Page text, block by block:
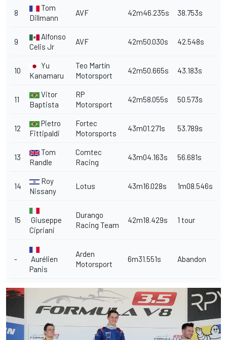
8
Tom
Dillmann
AVF 42m46.235s 38.753s
9
Alfonso
Celis Jr
AVF 42m50.030s 42.548s
10
Yu
Kanamaru
Teo Martín
Motorsport
42m50.665s 43.183s
11
Vitor
Baptista
RP
Motorsport
42m58.055s 50.573s
12
Pietro
Fittipaldi
Fortec
Motorsports
43m01.271s 53.789s
13
Tom
Randle
Comtec
Racing
43m04.163s 56.681s
14
Roy
Nissany
Lotus 43m16.028s 1m08.546s
15
Giuseppe
Cipriani
Durango
Racing Team
42m18.429s 1 tour
-
Aurélien
Panis
Arden
Motorsport
6m31.551s Abandon